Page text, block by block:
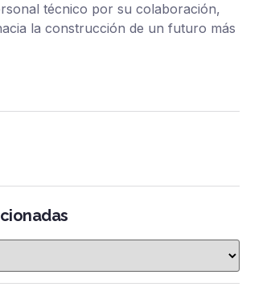
técnico por su colaboración,
la construcción de un futuro más